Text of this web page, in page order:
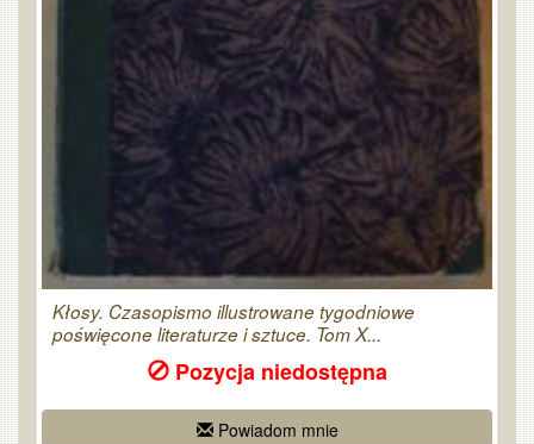
Kłosy. Czasopismo illustrowane tygodniowe
poświęcone literaturze i sztuce. Tom X...
Pozycja niedostępna
Powiadom mnie